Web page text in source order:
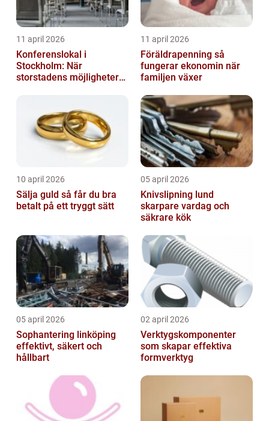
11 april 2026
Konferenslokal i
Stockholm: När
storstadens möjligheter
11 april 2026
Föräldrapenning så
fungerar ekonomin när
familjen växer
10 april 2026
Sälja guld så får du bra
betalt på ett tryggt sätt
05 april 2026
Knivslipning lund
skarpare vardag och
säkrare kök
05 april 2026
Sophantering linköping
effektivt, säkert och
hållbart
02 april 2026
Verktygskomponenter
som skapar effektiva
formverktyg